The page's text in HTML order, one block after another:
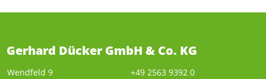
Gerhard Dücker GmbH & Co. KG
Wendfeld 9
+49 2563 9392 0